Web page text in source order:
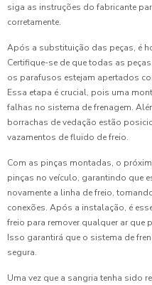
siga as instruções do fabricante
corretamente.
Após a substituição das peças, é
Certifique-se de que todas as
os parafusos estejam apertados
Essa etapa é crucial, pois uma
falhas no sistema de frenagem.
borrachas de vedação estão
vazamentos de fluido de freio.
Com as pinças montadas, o
pinças no veículo, garantindo que
novamente a linha de freio,
conexões. Após a instalação, é
freio para remover qualquer ar que
Isso garantirá que o sistema de
segura.
Uma vez que a sangria tenha sido